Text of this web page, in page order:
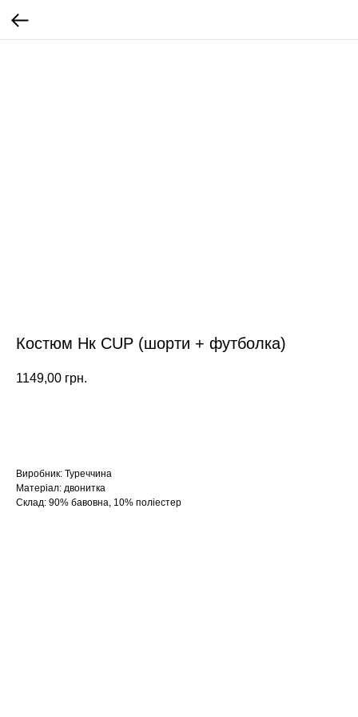
Костюм Нк CUP (шорти + футболка)
1149,00 грн.
Виробник: Туреччина
Матеріал: двонитка
Склад: 90% бавовна, 10% поліестер